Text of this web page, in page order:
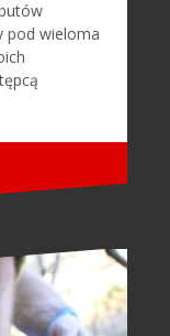
pod wieloma